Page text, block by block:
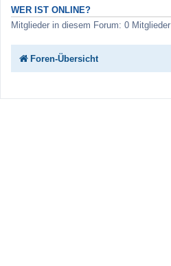
WER IST ONLINE?
Mitglieder in diesem Forum: 0 Mitglieder
Foren-Übersicht